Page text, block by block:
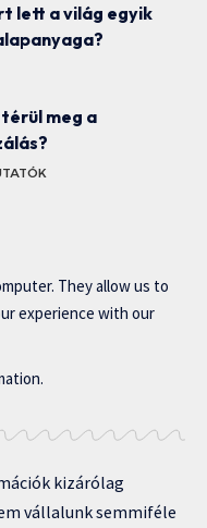
lett a világ egyik
meg a
They allow us to
experience with our
kizárólag
vállalunk semmiféle